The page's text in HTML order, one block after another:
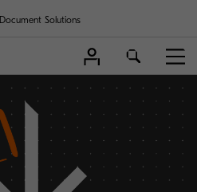
Solutions